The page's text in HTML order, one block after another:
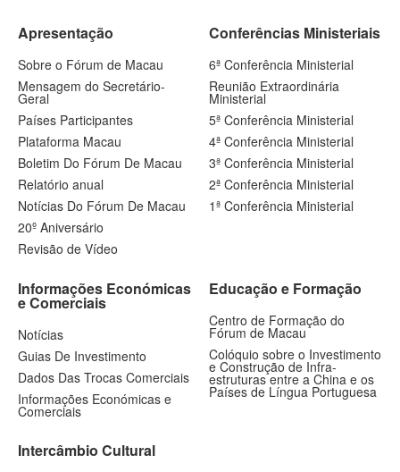
Apresentação
Sobre o Fórum de Macau
Mensagem do Secretário-
Geral
Países Participantes
Plataforma Macau
Boletim Do Fórum De Macau
Relatório anual
Notícias Do Fórum De Macau
20º Aniversário
Revisão de Vídeo
Conferências Ministeriais
6ª Conferência Ministerial
Reunião Extraordinária
Ministerial
5ª Conferência Ministerial
4ª Conferência Ministerial
3ª Conferência Ministerial
2ª Conferência Ministerial
1ª Conferência Ministerial
Informações Económicas
e Comerciais
Notícias
Guias De Investimento
Dados Das Trocas Comerciais
Informações Económicas e
Comerciais
Intercâmbio Cultural
Educação e Formação
Centro de Formação do
Fórum de Macau
Colóquio sobre o Investimento
e Construção de Infra-
estruturas entre a China e os
Países de Língua Portuguesa